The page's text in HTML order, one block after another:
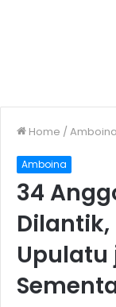
Home /Amboina
Amboina
34
Upulatu